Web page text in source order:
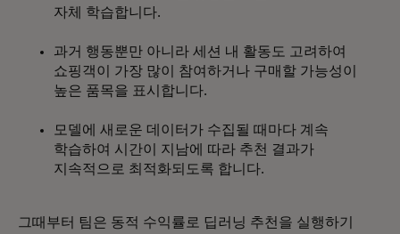
자체 학습합니다.
과거 행동뿐만 아니라 세션 내 활동도 고려하여
쇼핑객이 가장 많이 참여하거나 구매할 가능성이
높은 품목을 표시합니다.
모델에 새로운 데이터가 수집될 때마다 계속
학습하여 시간이 지남에 따라 추천 결과가
지속적으로 최적화되도록 합니다.
그때부터 팀은 동적 수익률로 딥러닝 추천을 실행하기